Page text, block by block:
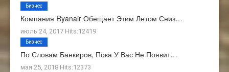
Компания Ryanair Обещает Этим Летом Сниз…
июль 24, 2017 Hits:12419
Бизнес
По Словам Банкиров, Пока У Вас Не Появит…
мая 25, 2018 Hits:12373
Бизнес